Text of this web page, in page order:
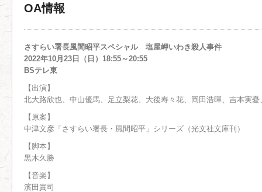
OA情報
さすらい署長風間昭平スペシャル 塩屋岬いわき殺人事件
2022年10月23日（日）18:55～20:55
BSテレ東
【出演】
北大路欣也、中山優馬、足立梨花、大後寿々花、岡田浩暉、吉本実
【原案】
中津文彦「さすらい署長・風間昭平」シリーズ（光文社文庫刊）
【脚本】
黒木久勝
【音楽】
濱田貴司